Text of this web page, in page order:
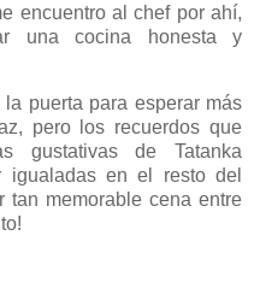
encuentro al chef por ahí,
una cocina honesta y
puerta para esperar más
pero los recuerdos que
gustativas de Tatanka
igualadas en el resto del
tan memorable cena entre